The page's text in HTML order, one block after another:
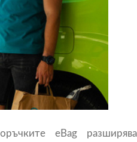
eBag разширява